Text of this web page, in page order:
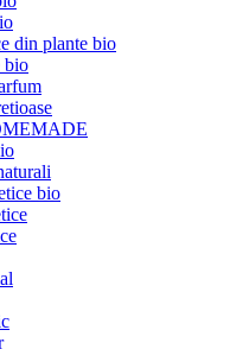
din plante bio
bio
bio